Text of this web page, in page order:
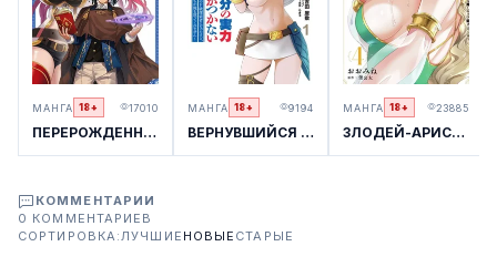
МАНГА 18+ 17010
ПЕРЕРОЖДЕННЫЙ МАГ-ИЗГНАННИК ПОСТИГАЕТ ВЕРШИНЫ МАГИИ
МАНГА 18+ 9194
ВЕРНУВШИЙСЯ ИЗ ДРУГОГО МИРА ГЕРОЙ НЕ ЗАМЕЧАЕТ СВОЕЙ СИЛЫ
МАНГА 18+ 23885
ЗЛОДЕЙ-АРИСТОКРАТ ОБОЖАЕТ МАМОЧЕК-ГЕРОИНЬ! ~Я СТАНУ САМЫМ СИЛЬНЫМ, ЧТОБЫ СПАСТИ ЛЮБИМЫХ ПЕРСОНАЖЕЙ!~
КОММЕНТАРИИ
0 КОММЕНТАРИЕВ
СОРТИРОВКА:ЛУЧШИЕ НОВЫЕ СТАРЫЕ